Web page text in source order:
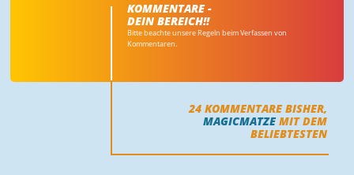
KOMMENTARE -
DEIN BEREICH!!
Bitte beachte unsere Regeln beim Verfassen von
Kommentaren.
24 KOMMENTARE BISHER,
MAGICMATZEMIT DEM
BELIEBTESTEN